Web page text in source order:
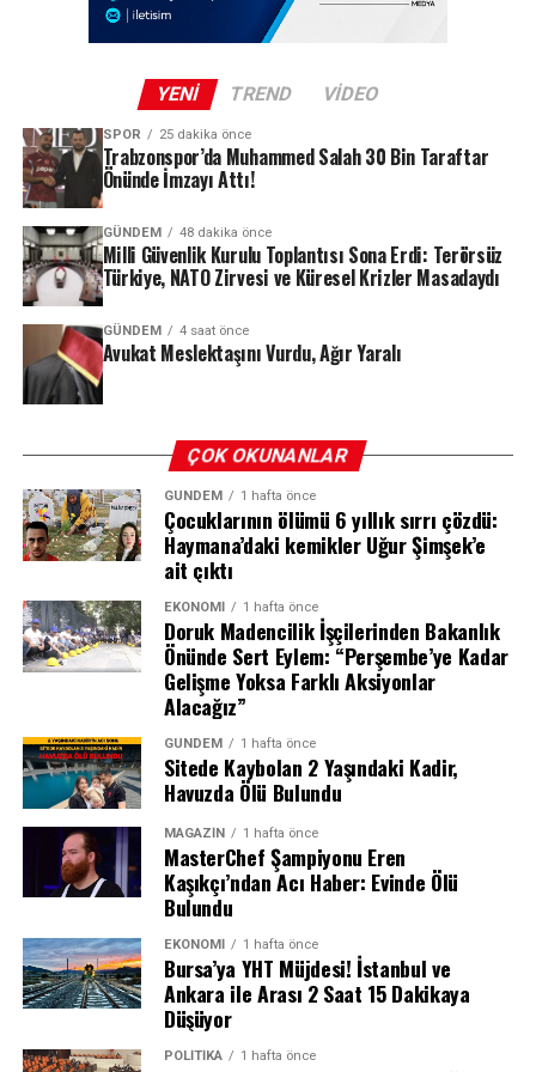
ardındaki motivasyonun ne olduğu henüz netlik
kazanmadı. Afyonkarahisar Barosu’nun konuya ilişkin bir
açıklama yapması bekleniyor.
gönderildiği değerlendirilen bu paraların hangi kişi ve
uygun işlenip işlenmediğini ve kampanyada belirtilen
amaçlar doğrultusunda kullanılıp kullanılmadığını
araştıracak.
MASAK raporunda hangi ünlüler var?
MASAK raporuna göre Ahbap Derneği hesaplarına
yapılan yüksek tutarlı bağışlar arasında dikkat çeken
isimler ve miktarlar şöyle:
1 milyon lira bağış yapanlar: Ajda
Pekkan, Barış Arduç, Ebru Şahin, Tarkan
YENI TREND VIDEO
SPOR 25 dakika önce
Trabzonspor’da Muhammed Salah 30 Bin Taraftar
Önünde İmzayı Attı!
GÜNDEM 48 dakika önce
Milli Güvenlik Kurulu Toplantısı Sona Erdi: Terörsüz
Türkiye, NATO Zirvesi ve Küresel Krizler Masadaydı
GÜNDEM 4 saat önce
Avukat Meslektaşını Vurdu, Ağır Yaralı
ÇOK OKUNANLAR
GÜNDEM 1 hafta önce
Çocuklarının ölümü 6 yıllık sırrı çözdü:
Haymana’daki kemikler Uğur Şimşek’e
ait çıktı
EKONOMI 1 hafta önce
Doruk Madencilik İşçilerinden Bakanlık
Önünde Sert Eylem: “Perşembe’ye Kadar
Gelişme Yoksa Farklı Aksiyonlar
Alacağız”
GÜNDEM 1 hafta önce
Sitede Kaybolan 2 Yaşındaki Kadir,
Havuzda Ölü Bulundu
MAGAZIN 1 hafta önce
MasterChef Şampiyonu Eren
Kaşıkçı’ndan Acı Haber: Evinde Ölü
Bulundu
EKONOMI 1 hafta önce
Bursa’ya YHT Müjdesi! İstanbul ve
Ankara ile Arası 2 Saat 15 Dakikaya
Düşüyor
POLITIKA 1 hafta önce